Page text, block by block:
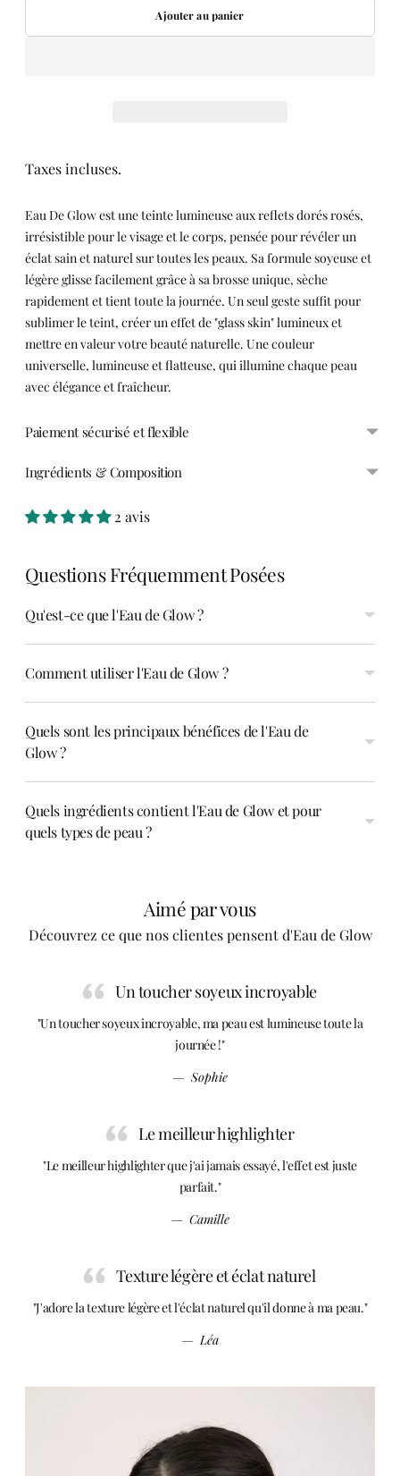
Ajouter au panier
Taxes incluses.
Eau De Glow est une teinte lumineuse aux reflets dorés rosés,
irrésistible pour le visage et le corps, pensée pour révéler un
éclat sain et naturel sur toutes les peaux. Sa formule soyeuse et
légère glisse facilement grâce à sa brosse unique, sèche
rapidement et tient toute la journée. Un seul geste suffit pour
sublimer le teint, créer un effet de "glass skin" lumineux et
mettre en valeur votre beauté naturelle. Une couleur
universelle, lumineuse et flatteuse, qui illumine chaque peau
avec élégance et fraîcheur.
Paiement sécurisé et flexible
Ingrédients & Composition
2 avis
un
à
Questions Fréquemment Posées
Qu'est-ce que l'Eau de Glow ?
Comment utiliser l'Eau de Glow ?
Quels sont les principaux bénéfices de l'Eau de
Glow ?
Quels ingrédients contient l'Eau de Glow et pour
quels types de peau ?
Aimé par vous
Découvrez ce que nos clientes pensent d'Eau de Glow
Un toucher soyeux incroyable
"Un toucher soyeux incroyable, ma peau est lumineuse toute la
journée !"
— Sophie
Le meilleur highlighter
"Le meilleur highlighter que j'ai jamais essayé, l'effet est juste
parfait."
— Camille
Texture légère et éclat naturel
"J'adore la texture légère et l'éclat naturel qu'il donne à ma peau."
—Léa